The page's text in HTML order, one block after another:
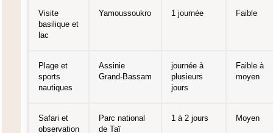
Visite
basilique et
lac
Yamoussoukro 1 journée Faible
Plage et
sports
nautiques
Assinie
Grand‑Bassam
journée à
plusieurs
jours
Faible à
moyen
Safari et
observation
Parc national
de Taï
1 à 2 jours Moyen